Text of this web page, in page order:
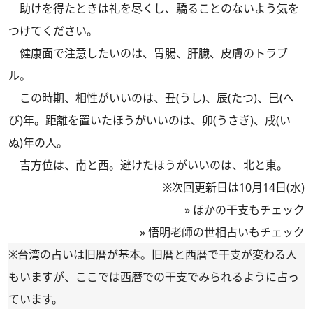
助けを得たときは礼を尽くし、驕ることのないよう気を
つけてください。
健康面で注意したいのは、胃腸、肝臓、皮膚のトラブ
ル。
この時期、相性がいいのは、丑(うし)、辰(たつ)、巳(へ
び)年。距離を置いたほうがいいのは、卯(うさぎ)、戌(い
ぬ)年の人。
吉方位は、南と西。避けたほうがいいのは、北と東。
※次回更新日は10月14日(水)
» ほかの干支もチェック
»悟明老師の世相占いもチェック
※台湾の占いは旧暦が基本。旧暦と西暦で干支が変わる人
もいますが、ここでは西暦での干支でみられるように占っ
ています。